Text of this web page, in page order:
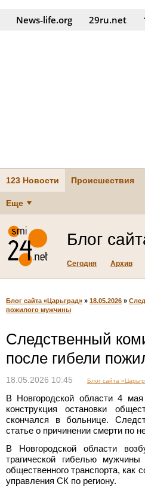
News‑life.org 29ru.net
123 Новости Происшествия
Еще
Блог
Сегодня Архив
Блог сайта «Царьград» » 18.05.2026 »
пожилого мужчины
Следственный
после гибели
18.05.2026 10:45 Блог сайта
В Новгородской области 4
конструкция остановки
скончался в больнице.
статье о причинении смерти по
В Новгородской области
трагической гибелью
общественного транспорта, как
управления СК по региону.